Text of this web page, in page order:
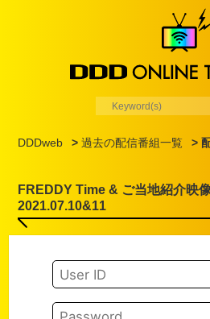
DDDweb >過去の配信番組一覧 >
FREDDY Time & ご当地紹介映
2021.07.10&11